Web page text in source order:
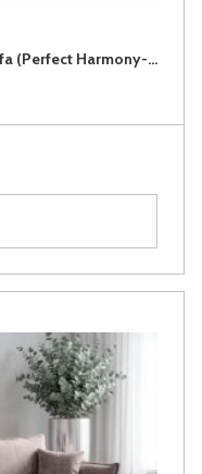
BELLISSIMO-2V (III gr.) dvivietė sofa (Perfect Harmony-85)